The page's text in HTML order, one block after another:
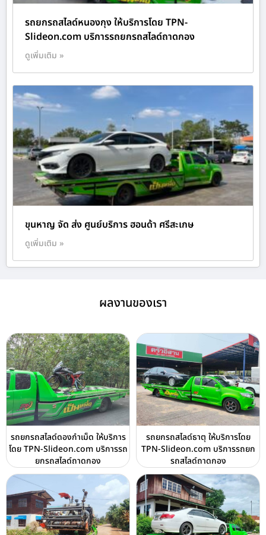
รถยกรถสไลด์หนองกุง ให้บริการโดย TPN-
Slideon.com บริการรถยกรถสไลด์ถาดกอง
ดูเพิ่มเติม »
ขุนหาญ จัด ส่ง ศูนย์บริการ ฮอนด้า ศรีสะเกษ
ดูเพิ่มเติม »
ผลงานของเรา
รถยกรถสไลด์ดองกำเม็ด ให้บริการ
โดย TPN-Slideon.com บริการรถ
ยกรถสไลด์ถาดกอง
รถยกรถสไลด์ธาตุ ให้บริการโดย
TPN-Slideon.com บริการรถยก
รถสไลด์ถาดกอง